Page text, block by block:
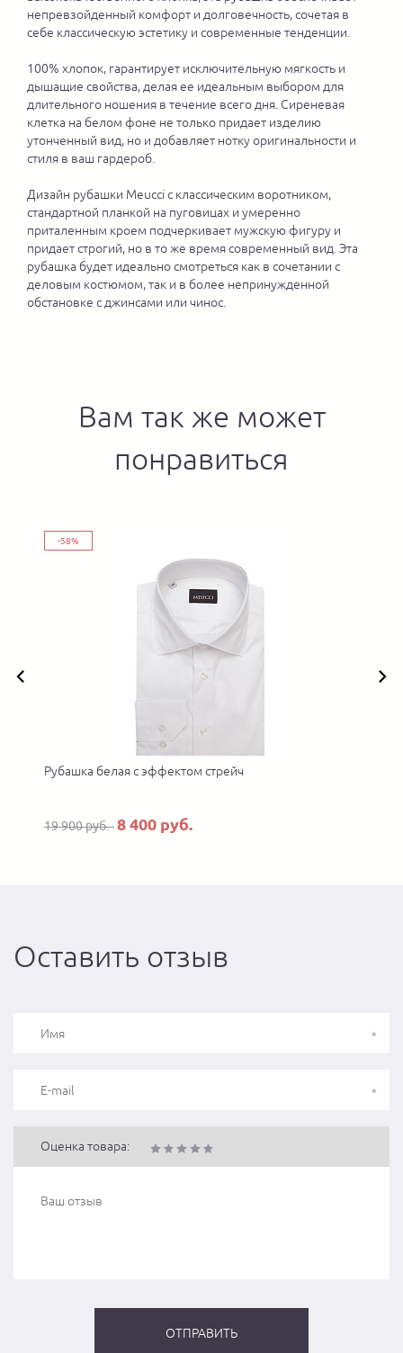
непревзойденный комфорт и долговечность, сочетая в
себе классическую эстетику и современные тенденции.
100% хлопок, гарантирует исключительную мягкость и
дышащие свойства, делая ее идеальным выбором для
длительного ношения в течение всего дня. Сиреневая
клетка на белом фоне не только придает изделию
утонченный вид, но и добавляет нотку оригинальности и
стиля в ваш гардероб.
Дизайн рубашки Meucci с классическим воротником,
стандартной планкой на пуговицах и умеренно
приталенным кроем подчеркивает мужскую фигуру и
придает строгий, но в то же время современный вид. Эта
рубашка будет идеально смотреться как в сочетании с
деловым костюмом, так и в более непринужденной
обстановке с джинсами или чинос.
Вам так же может
понравиться
-58%
Рубашка белая с эффектом стрейч
19 900 руб.8 400 руб.
Оставить отзыв
Оценка товара: